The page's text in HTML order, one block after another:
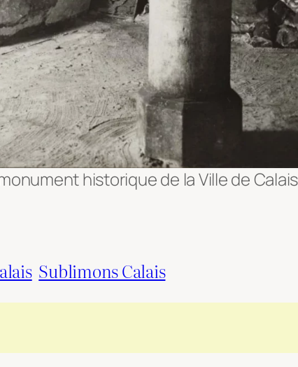
historique de la Ville de Calais
Sublimons Calais